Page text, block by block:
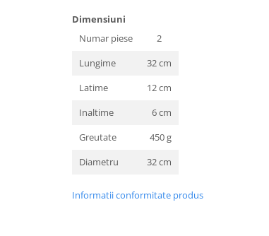
Dimensiuni
Numar piese
2
Lungime
32 cm
Latime
12 cm
Inaltime
6 cm
Greutate
450 g
Diametru
32 cm
Informatii conformitate produs